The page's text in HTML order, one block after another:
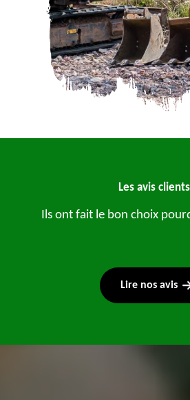
Les avis clients
Ils ont fait le bon choix
Lire nos avis